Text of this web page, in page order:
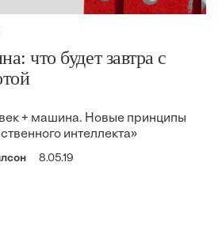
что будет завтра с
+ машина. Новые принципы
интеллекта»
8.05.19